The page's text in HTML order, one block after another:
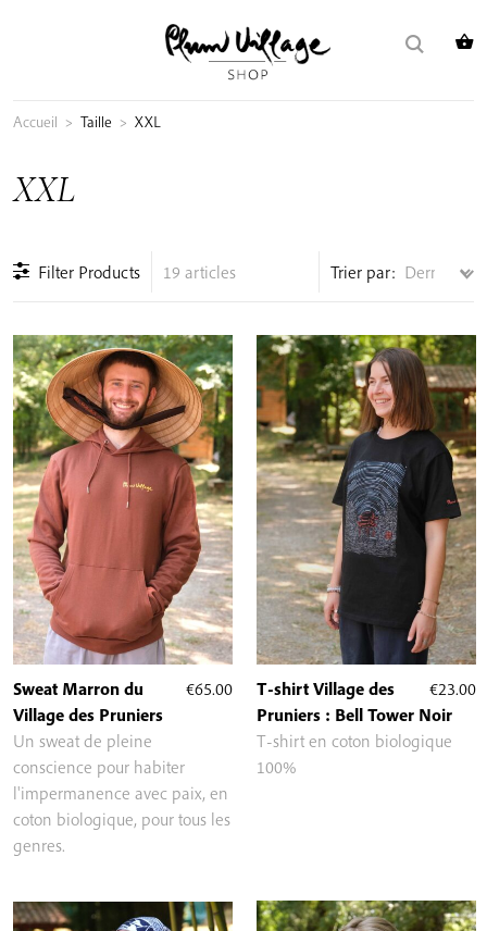
Accueil > Taille > XXL
XXL
Filter Products 19 articles Trier par:
€65.00
Sweat Marron du
Village des Pruniers
Un sweat de pleine
conscience pour habiter
l'impermanence avec paix, en
coton biologique, pour tous les
genres.
€23.00
T-shirt Village des
Pruniers : Bell Tower Noir
T-shirt en coton biologique
100%